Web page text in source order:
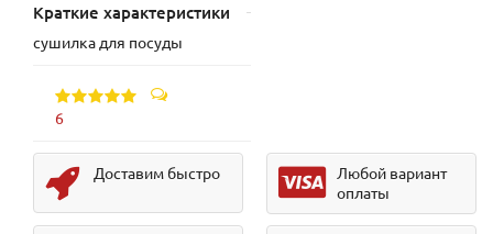
Краткие характеристики
сушилка для посуды
6
Доставим быстро
Любой вариант
оплаты